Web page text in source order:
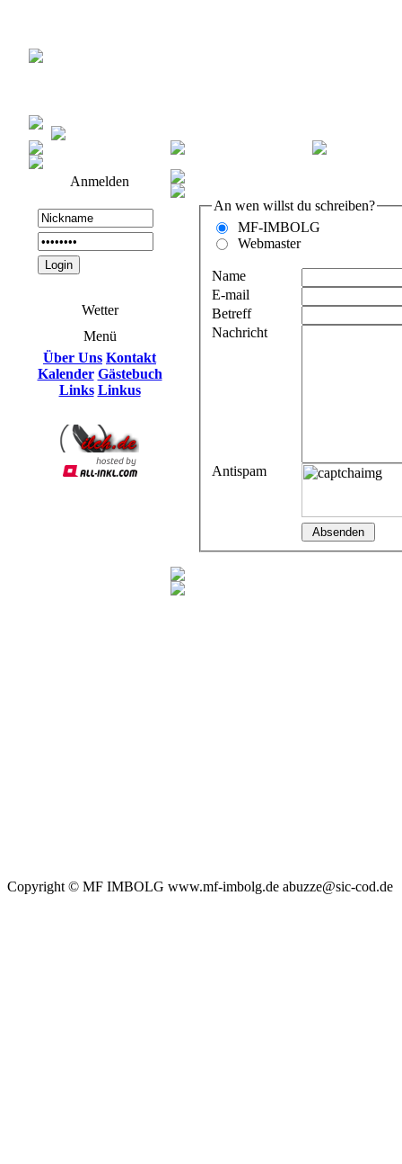
Anmelden
Wetter
Menü
Über Uns Kontakt
Kalender Gästebuch
Links Linkus
An wen willst du schreiben?
MF-IMBOLG
Webmaster
Name
E-mail
Betreff
Nachricht
Antispam
Copyright © MF IMBOLG www.mf-imbolg.de abuzze@sic-cod.de